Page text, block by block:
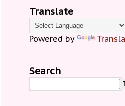
Translate
Powered by
Search